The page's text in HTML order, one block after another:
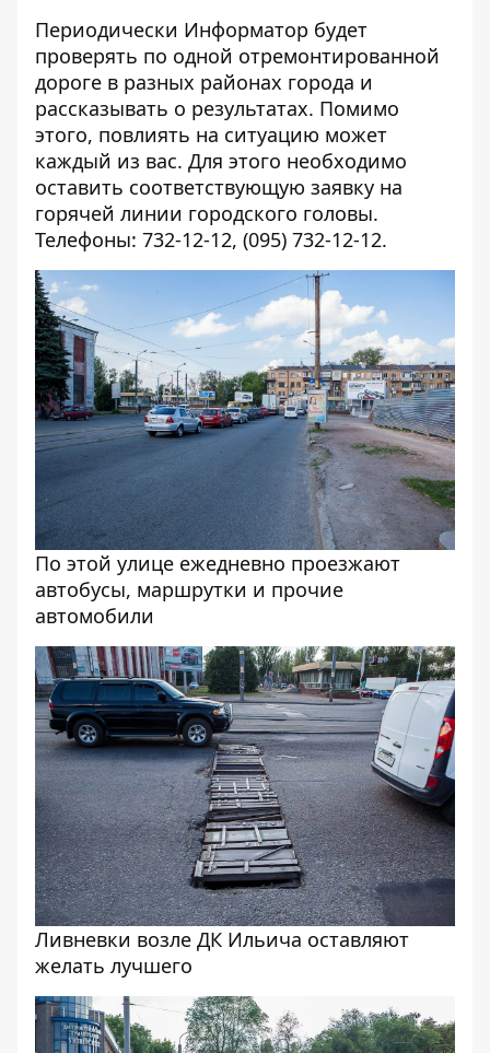
Периодически Информатор будет
проверять по одной отремонтированной
дороге в разных районах города и
рассказывать о результатах. Помимо
этого, повлиять на ситуацию может
каждый из вас. Для этого необходимо
оставить соответствующую заявку на
горячей линии городского головы.
Телефоны: 732-12-12, (095) 732-12-12.
По этой улице ежедневно проезжают
автобусы, маршрутки и прочие
автомобили
Ливневки возле ДК Ильича оставляют
желать лучшего